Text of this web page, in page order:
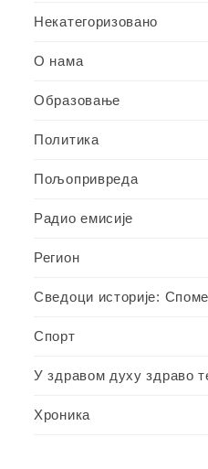
Некатегоризовано
О нама
Образовање
Политика
Пољопривреда
Радио емисије
Регион
Сведоци историје:
Спорт
У здравом духу здраво
Хроника